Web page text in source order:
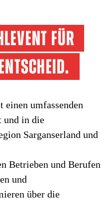
für
umfassenden
und in die
Sarganserland und
Betrieben und Berufen
und
über die